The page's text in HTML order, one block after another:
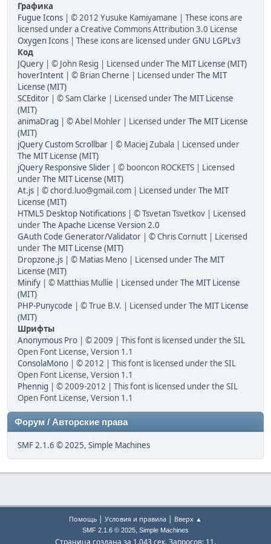
Графика
Fugue Icons | © 2012 Yusuke Kamiyamane | These icons are
licensed under a Creative Commons Attribution 3.0 License
Oxygen Icons | These icons are licensed underGNU LGPLv3
Код
JQuery | © John Resig | Licensed underThe MIT License (MIT)
hoverIntent | © Brian Cherne | Licensed underThe MIT
License (MIT)
SCEditor | © Sam Clarke | Licensed underThe MIT License
(MIT)
animaDrag | © Abel Mohler | Licensed underThe MIT License
(MIT)
jQuery Custom Scrollbar | © Maciej Zubala | Licensed under
The MIT License (MIT)
jQuery Responsive Slider | © booncon ROCKETS | Licensed
underThe MIT License (MIT)
At.js | © chord.luo@gmail.com | Licensed underThe MIT
License (MIT)
HTML5 Desktop Notifications | © Tsvetan Tsvetkov | Licensed
underThe Apache License Version 2.0
GAuth Code Generator/Validator | © Chris Cornutt | Licensed
underThe MIT License (MIT)
Dropzone.js | © Matias Meno | Licensed underThe MIT
License (MIT)
Minify | © Matthias Mullie | Licensed underThe MIT License
(MIT)
PHP-Punycode | © True B.V. | Licensed underThe MIT License
(MIT)
Шрифты
Anonymous Pro | © 2009 | This font is licensed under the SIL
Open Font License, Version 1.1
ConsolaMono | © 2012 | This font is licensed under the SIL
Open Font License, Version 1.1
Phennig | © 2009-2012 | This font is licensed under the SIL
Open Font License, Version 1.1
Форум / Авторские права
SMF 2.1.6 © 2025, Simple Machines
Помощь | Условия и правила | Вверх ▲
SMF 2.1.6 © 2025, Simple Machines